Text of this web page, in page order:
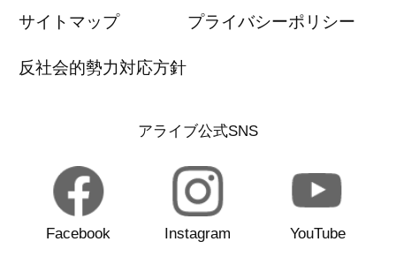
サイトマップ プライバシーポリシー
反社会的勢力対応方針
アライブ公式SNS
Facebook Instagram YouTube